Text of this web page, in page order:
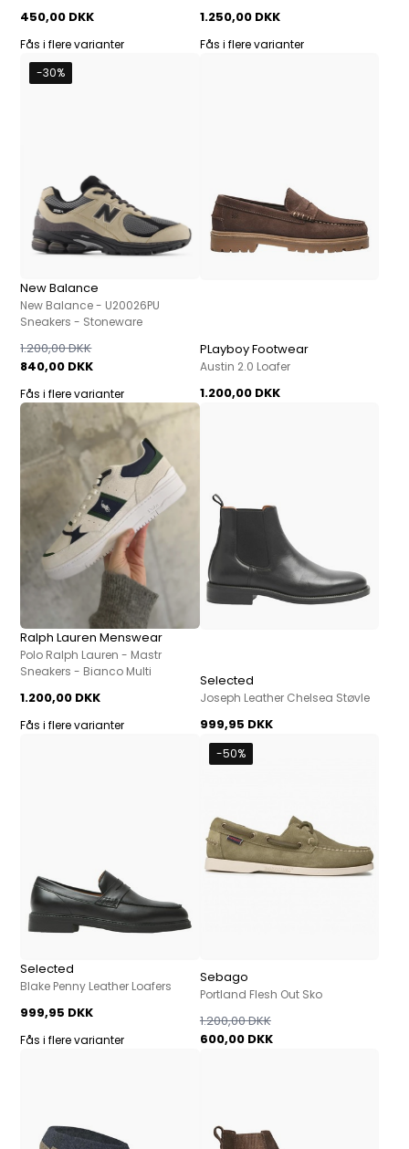
450,00 DKK
Fås i flere varianter
1.250,00 DKK
Fås i flere varianter
-30%
New Balance
New Balance - U20026PU
Sneakers - Stoneware
840,00 DKK
1.200,00 DKK
Fås i flere varianter
PLayboy Footwear
Austin 2.0 Loafer
1.200,00 DKK
Ralph Lauren Menswear
Polo Ralph Lauren - Mastr
Sneakers - Bianco Multi
1.200,00 DKK
Fås i flere varianter
Selected
Joseph Leather Chelsea Støvle
999,95 DKK
Selected
Blake Penny Leather Loafers
999,95 DKK
Fås i flere varianter
-50%
Sebago
Portland Flesh Out Sko
600,00 DKK
1.200,00 DKK